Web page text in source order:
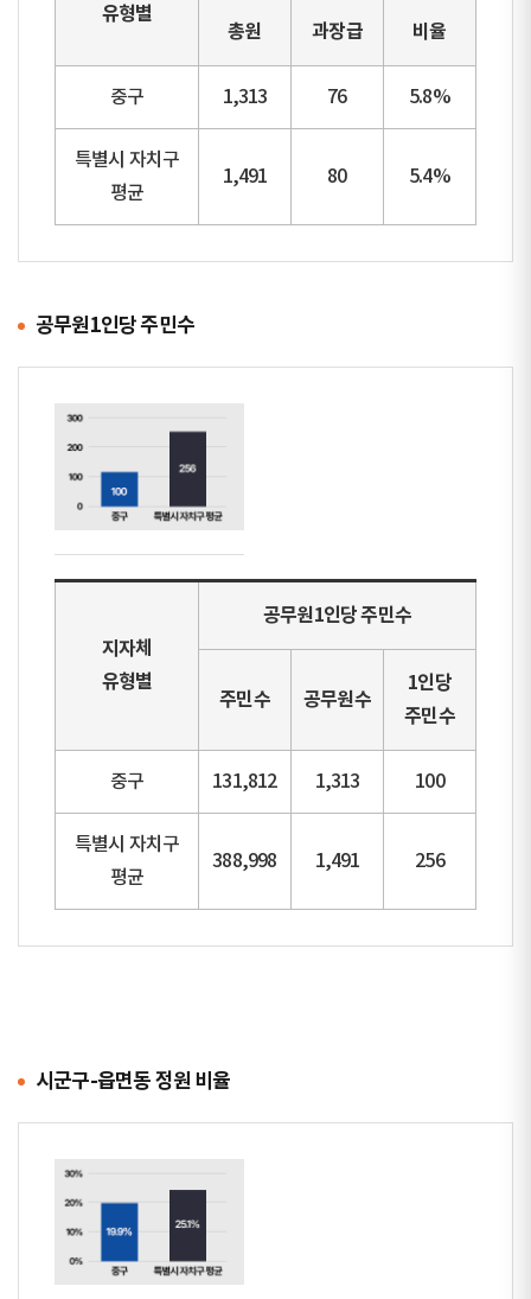
유형별
총원 과장급 비율
중구 1,313 76 5.8%
특별시 자치구
평균
1,491 80 5.4%
공무원1인당 주민수
지자체
유형별
공무원1인당 주민수
주민수 공무원수
1인당
주민수
중구 131,812 1,313 100
특별시 자치구
평균
388,998 1,491 256
시군구-읍면동 정원 비율